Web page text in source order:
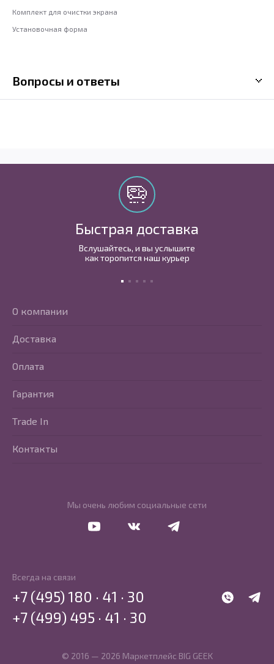
Комплект для очистки экрана
Установочная форма
Вопросы и ответы
Быстрая доставка
Вслушайтесь, и вы услышите
как торопится наш курьер
Мы очень любим социальные сети
Перейти в VkontakteПерейти в Telegram
О компании
Доставка
Оплата
Гарантия
Trade In
Контакты
Всегда на связи
WhatsApp
+7 (495) 180 · 41 · 30
+7 (499) 495 · 41 · 30
© 2016 — 2026 Маркетплейс BIG GEEK